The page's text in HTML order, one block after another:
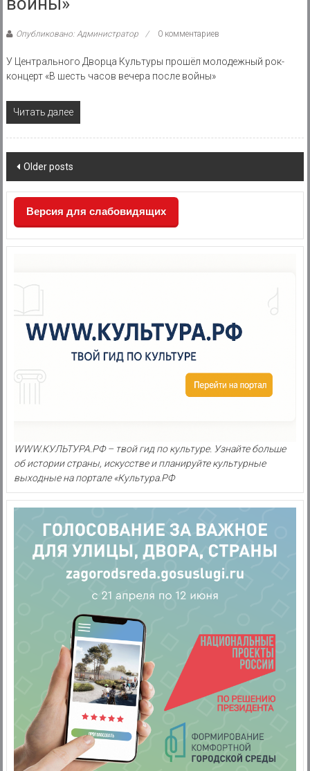
Опубликовано: Администратор 0 комментариев
У Центрального Дворца Культуры прошёл молодежный рок-
концерт «В шесть часов вечера после войны»
Читать далее
Posts
navigation
Older posts
Версия для слабовидящих
WWW.КУЛЬТУРА.РФ – твой гид по культуре. Узнайте больше
об истории страны, искусстве и планируйте культурные
выходные на портале «Культура.РФ